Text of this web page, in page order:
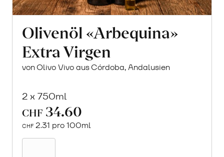
Olivenöl «Arbequina»
Extra Virgen
von Olivo Vivo aus Córdoba, Andalusien
2 x 750ml
CHF 34.60
CHF 2.31 pro 100ml